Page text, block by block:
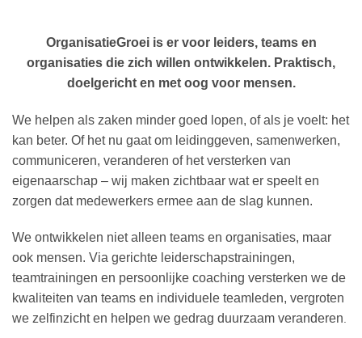
OrganisatieGroei is er voor leiders, teams en
organisaties die zich willen ontwikkelen. Praktisch,
doelgericht en met oog voor mensen.
We helpen als zaken minder goed lopen, of als je voelt: het
kan beter. Of het nu gaat om leidinggeven, samenwerken,
communiceren, veranderen of het versterken van
eigenaarschap – wij maken zichtbaar wat er speelt en
zorgen dat medewerkers ermee aan de slag kunnen.
We ontwikkelen niet alleen teams en organisaties, maar
ook mensen. Via gerichte leiderschapstrainingen,
teamtrainingen en persoonlijke coaching versterken we de
kwaliteiten van teams en individuele teamleden, vergroten
we zelfinzicht en helpen we gedrag duurzaam veranderen.